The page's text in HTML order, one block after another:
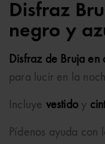
Disfraz
negro y
Disfraz de Bruja
para lucir en la
Incluye vestido y
Pídenos ayuda con